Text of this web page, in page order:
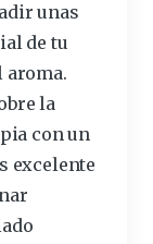
unas
de tu
aroma.
la
con un
excelente